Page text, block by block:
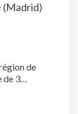
(Madrid)
de
de 3